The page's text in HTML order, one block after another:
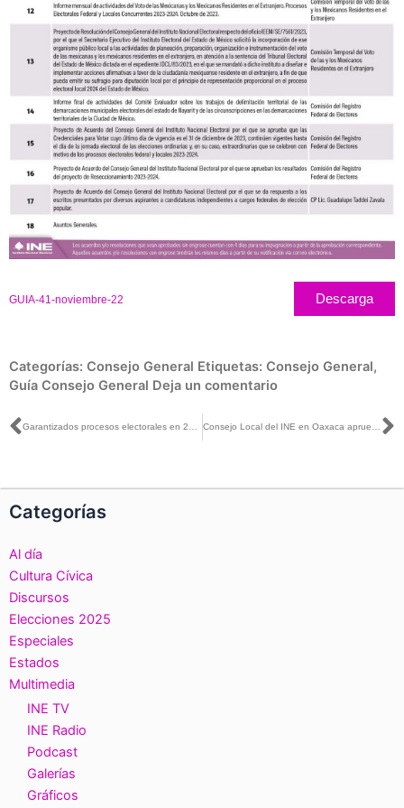
GUIA-41-noviembre-22 Descarga
Categorías: Consejo General Etiquetas: Consejo General,
Guía Consejo General Deja un comentario
Ant
Categorías
Al día
Cultura Cívica
Discursos
Elecciones 2025
Especiales
Estados
Multimedia
INE TV
INE Radio
Podcast
Galerías
Gráficos